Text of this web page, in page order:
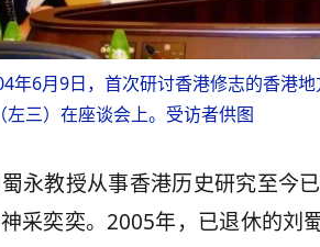
年6月9日，首次研讨香港修志的香港
左三）在座谈会上。受访者供图
永教授从事香港历史研究至今
采奕奕。2005年，已退休的刘